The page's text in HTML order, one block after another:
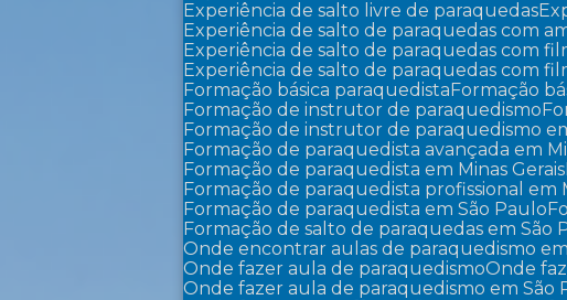
Experiência de salto livre de paraquedas
Experiência de salto de paraquedas com
Experiência de salto de paraquedas com
Experiência de salto de paraquedas com
Formação básica paraquedista
Formação
Formação de instrutor de paraquedismo
Formação de instrutor de paraquedismo
Formação de paraquedista avançada em
Formação de paraquedista em Minas Gerais
Formação de paraquedista profissional em
Formação de paraquedista em São Paulo
Formação de salto de paraquedas em São
Onde encontrar aulas de paraquedismo
Onde fazer aula de paraquedismo
Onde
Onde fazer aula de paraquedismo em São